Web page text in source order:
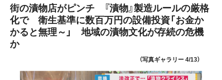
街の漬物店がピンチ 『漬物』製造ルールの厳格
化で 衛生基準に数百万円の設備投資「お金か
かると無理～」 地域の漬物文化が存続の危機
か
（写真ギャラリー 4/13）